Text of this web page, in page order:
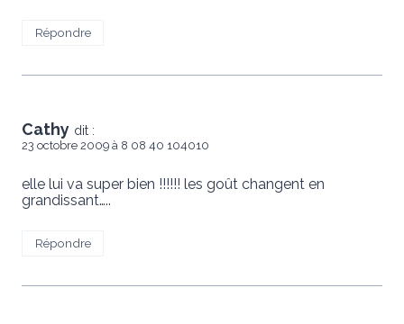
Répondre
Cathy dit :
23 octobre 2009 à 8 08 40 104010
elle lui va super bien !!!!!! les goût changent en
grandissant…..
Répondre